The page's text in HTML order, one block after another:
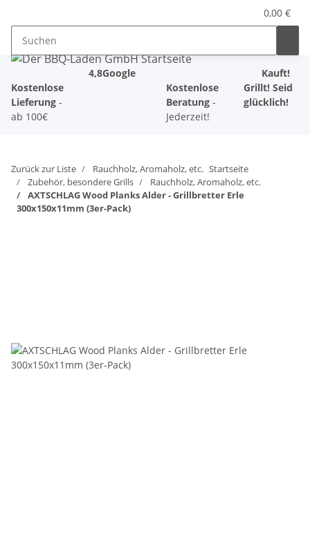
0,00 €
Kostenlose
Lieferung -
ab 100€
4,8Google
Kostenlose
Beratung -
Jederzeit!
Kauft!
Grillt! Seid
glücklich!
Zurück zur Liste Rauchholz, Aromaholz, etc. Startseite
Zubehör, besondere Grills
Rauchholz, Aromaholz, etc.
AXTSCHLAG Wood Planks Alder - Grillbretter Erle
300x150x11mm (3er-Pack)